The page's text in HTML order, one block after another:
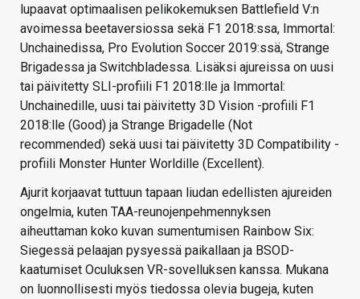
lupaavat optimaalisen pelikokemuksen Battlefield V:n
avoimessa beetaversiossa sekä F1 2018:ssa, Immortal:
Unchainedissa, Pro Evolution Soccer 2019:ssä, Strange
Brigadessa ja Switchbladessa. Lisäksi ajureissa on uusi
tai päivitetty SLI-profiili F1 2018:lle ja Immortal:
Unchainedille, uusi tai päivitetty 3D Vision -profiili F1
2018:lle (Good) ja Strange Brigadelle (Not
recommended) sekä uusi tai päivitetty 3D Compatibility -
profiili Monster Hunter Worldille (Excellent).
Ajurit korjaavat tuttuun tapaan liudan edellisten ajureiden
ongelmia, kuten TAA-reunojenpehmennyksen
aiheuttaman koko kuvan sumentumisen Rainbow Six:
Siegessä pelaajan pysyessä paikallaan ja BSOD-
kaatumiset Oculuksen VR-sovelluksen kanssa. Mukana
on luonnollisesti myös tiedossa olevia bugeja, kuten